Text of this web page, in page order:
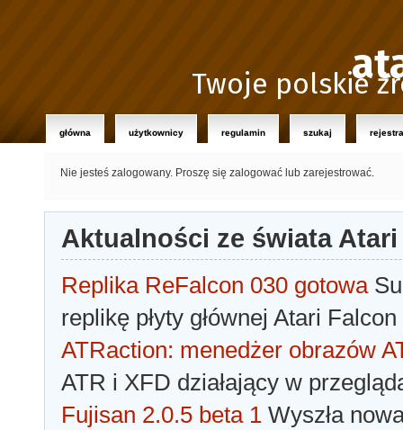
Twoje polskie
główna użytkownicy regulamin szukaj
Nie jesteś zalogowany. Proszę się zalogować lub zarejestrować.
Aktualności ze świata Atari
Replika ReFalcon 030 gotowa
replikę płyty głównej Atari
ATRaction: menedżer obrazów
ATR i XFD działający w
Fujisan 2.0.5 beta 1 Wyszła